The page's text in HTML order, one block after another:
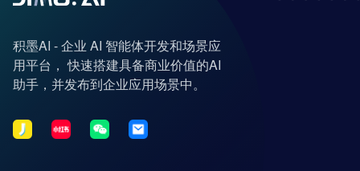
积墨AI - 企业 AI 智能体开发和场景应
用平台， 快速搭建具备商业价值的AI
助手，并发布到企业应用场景中。